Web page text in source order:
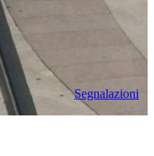
Segnalazioni